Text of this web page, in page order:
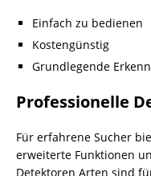
Einfach zu bedienen
Kostengünstig
Grundlegende
Professionelle
Für erfahrene Sucher
erweiterte Funktionen
Detektoren Arten sind